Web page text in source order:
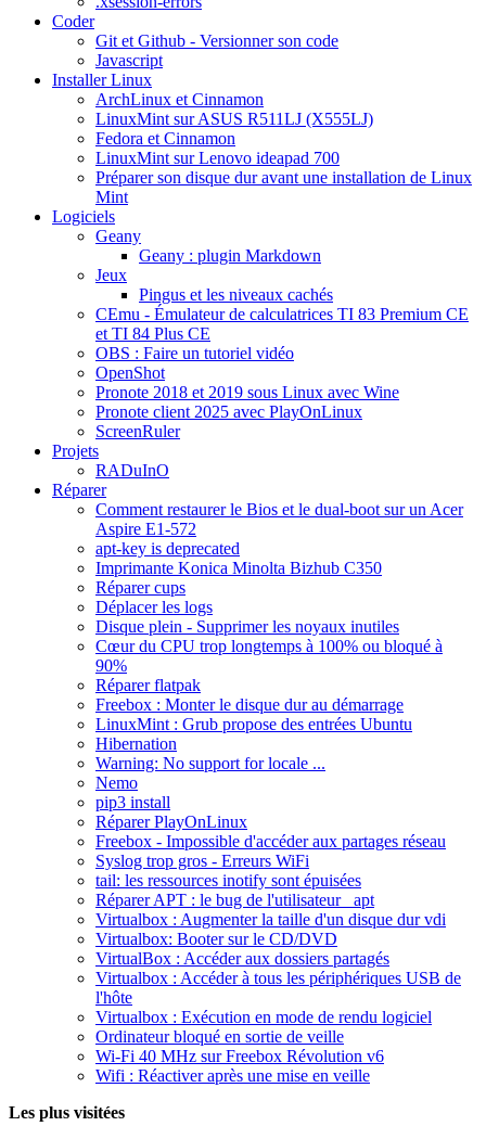
Coder
Git et Github - Versionner son code
Javascript
Installer Linux
ArchLinux et Cinnamon
LinuxMint sur ASUS R511LJ (X555LJ)
Fedora et Cinnamon
LinuxMint sur Lenovo ideapad 700
Préparer son disque dur avant une installation de Linux
Mint
Logiciels
Geany
Geany : plugin Markdown
Jeux
Pingus et les niveaux cachés
CEmu - Émulateur de calculatrices TI 83 Premium CE
et TI 84 Plus CE
OBS : Faire un tutoriel vidéo
OpenShot
Pronote 2018 et 2019 sous Linux avec Wine
Pronote client 2025 avec PlayOnLinux
ScreenRuler
Projets
RADuInO
Réparer
Comment restaurer le Bios et le dual-boot sur un Acer
Aspire E1-572
apt-key is deprecated
Imprimante Konica Minolta Bizhub C350
Réparer cups
Déplacer les logs
Disque plein - Supprimer les noyaux inutiles
Cœur du CPU trop longtemps à 100% ou bloqué à
90%
Réparer flatpak
Freebox : Monter le disque dur au démarrage
LinuxMint : Grub propose des entrées Ubuntu
Hibernation
Warning: No support for locale ...
Nemo
pip3 install
Réparer PlayOnLinux
Freebox - Impossible d'accéder aux partages réseau
Syslog trop gros - Erreurs WiFi
tail: les ressources inotify sont épuisées
Réparer APT : le bug de l'utilisateur _apt
Virtualbox : Augmenter la taille d'un disque dur vdi
Virtualbox: Booter sur le CD/DVD
VirtualBox : Accéder aux dossiers partagés
Virtualbox : Accéder à tous les périphériques USB de
l'hôte
Virtualbox : Exécution en mode de rendu logiciel
Ordinateur bloqué en sortie de veille
Wi-Fi 40 MHz sur Freebox Révolution v6
Wifi : Réactiver après une mise en veille
Les plus visitées